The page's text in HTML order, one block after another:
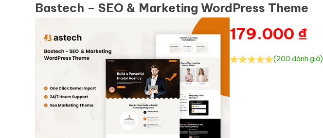
Bastech – SEO & Marketing WordPress Theme
179.000 ₫
(200 đánh giá)